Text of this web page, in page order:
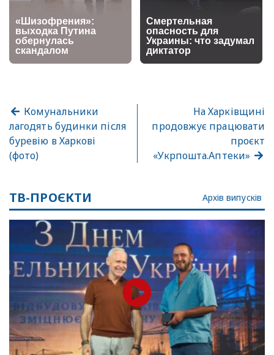
Комунальники
лагодять будинки після
буревію в Харкові
(фото)
На Харківщині
продовжує працювати
проєкт
«Укрпошта.Аптеки»
ТВ-ПРОЄКТИ Архів випусків